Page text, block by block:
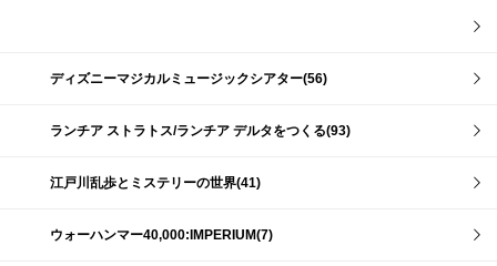
ディズニーマジカルミュージックシアター(56)
ランチア ストラトス/ランチア デルタをつくる(93)
江戸川乱歩とミステリーの世界(41)
ウォーハンマー40,000:IMPERIUM(7)